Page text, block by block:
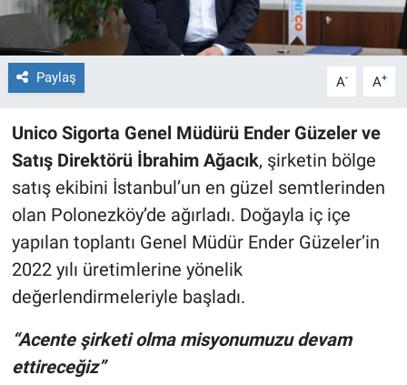
Paylaş A- A+
Unico Sigorta Genel Müdürü Ender Güzeler ve
Satış Direktörü İbrahim Ağacık, şirketin bölge
satış ekibini İstanbul’un en güzel semtlerinden
olan Polonezköy’de ağırladı. Doğayla iç içe
yapılan toplantı Genel Müdür Ender Güzeler’in
2022 yılı üretimlerine yönelik
değerlendirmeleriyle başladı.
“Acente şirketi olma misyonumuzu devam
ettireceğiz”